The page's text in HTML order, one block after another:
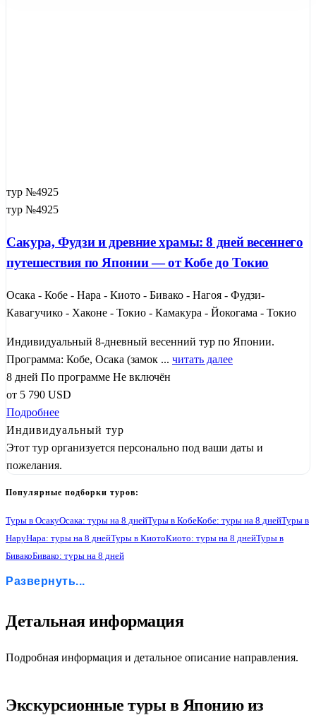
1
тур №4925
тур №4925
Сакура, Фудзи и древние храмы: 8 дней весеннего
путешествия по Японии — от Кобе до Токио
Осака - Кобе - Нара - Киото - Бивако - Нагоя - Фудзи-
Кавагучико - Хаконе - Токио - Камакура - Йокогама - Токио
Индивидуальный 8-дневный весенний тур по Японии.
Программа: Кобе, Осака (замок ... читать далее
8 дней По программе Не включён
от 5 790 USD
Подробнее
Индивидуальный тур
Этот тур организуется персонально под ваши даты и
пожелания.
Популярные подборки туров:
Туры в ОсакуОсака: туры на 8 днейТуры в КобеКобе: туры на 8 днейТуры в
НаруНара: туры на 8 днейТуры в КиотоКиото: туры на 8 днейТуры в
БивакоБивако: туры на 8 дней
Фудзи-Кавагучико: туры на 8 дней
Туры в Йокогаму
Развернуть...
Детальная информация
Подробная информация и детальное описание направления.
Экскурсионные туры в Японию из